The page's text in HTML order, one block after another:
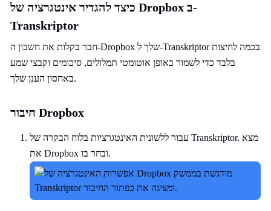
כיצד להגדיר אינטגרציה של Dropbox ב-
Transkriptor
חבר בקלות את חשבון ה-Dropbox שלך ל-Transkriptor בכמה לחיצות
בלבד כדי לשמור באופן אוטומטי תמלולים, סיכומים וקבצי שמע
באחסון הענן שלך.
חיבור Dropbox
עבור ללשונית האינטגרציות בלוח הבקרה של Transkriptor. מצא
את Dropbox ובחר בו.